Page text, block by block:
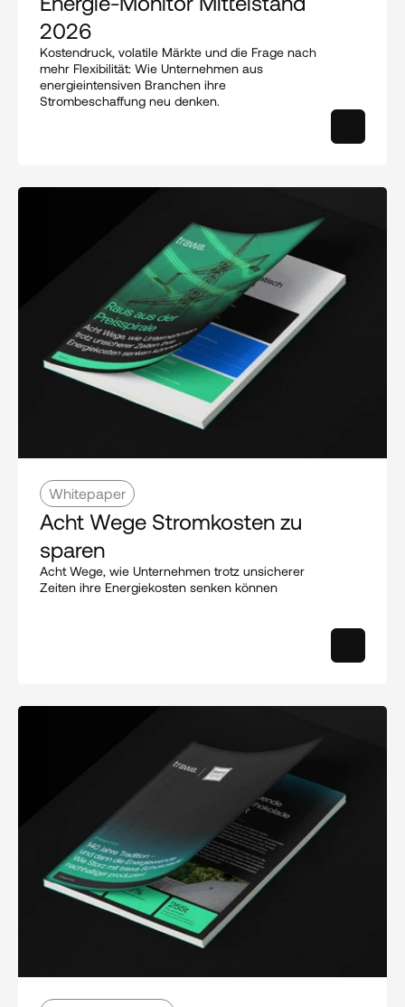
2026
Kostendruck, volatile Märkte und die Frage nach
mehr Flexibilität: Wie Unternehmen aus
energieintensiven Branchen ihre
Strombeschaffung neu denken.
Whitepaper
Acht Wege Stromkosten zu
sparen
Acht Wege, wie Unternehmen trotz unsicherer
Zeiten ihre Energiekosten senken können